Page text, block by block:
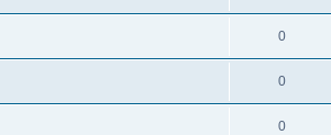
0
0
0